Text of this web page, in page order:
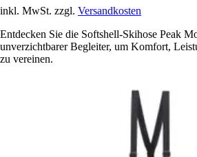
inkl. MwSt. zzgl. Versandkosten
Entdecken Sie die Softshell-Skihose Peak
unverzichtbarer Begleiter, um Komfort,
zu vereinen.